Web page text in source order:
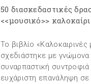
50 διασκεδαστικές
<<μουσικό>> καλοκαίρι
Το βιβλίο
σχεδιάστηκε με γνώμονα
συναρπαστική
ευχάριστη επανάληψη